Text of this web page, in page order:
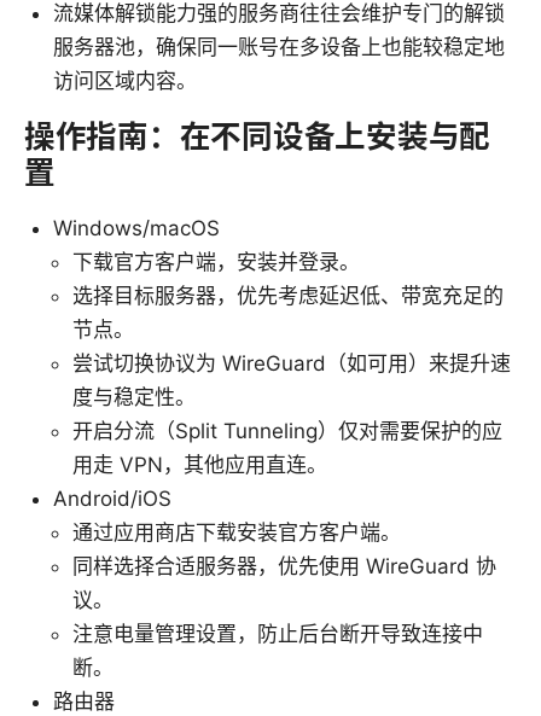
流媒体解锁能力强的服务商往往会维护专门的解锁
服务器池，确保同一账号在多设备上也能较稳定地
访问区域内容。
操作指南：在不同设备上安装与配
置
Windows/macOS
下载官方客户端，安装并登录。
选择目标服务器，优先考虑延迟低、带宽充足的
节点。
尝试切换协议为 WireGuard（如可用）来提升速
度与稳定性。
开启分流（Split Tunneling）仅对需要保护的应
用走 VPN，其他应用直连。
Android/iOS
通过应用商店下载安装官方客户端。
同样选择合适服务器，优先使用 WireGuard 协
议。
注意电量管理设置，防止后台断开导致连接中
断。
路由器